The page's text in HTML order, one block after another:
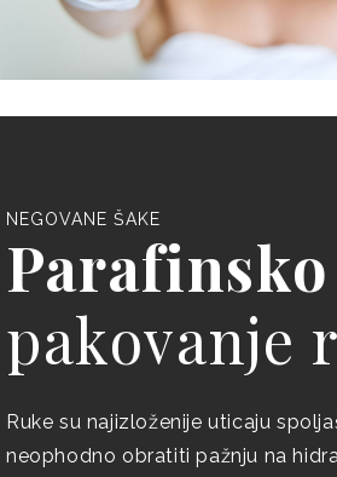
NEGOVANE ŠAKE
Parafinsko
pakovanje
Ruke su najizloženije uticaju
neophodno obratiti pažnju na